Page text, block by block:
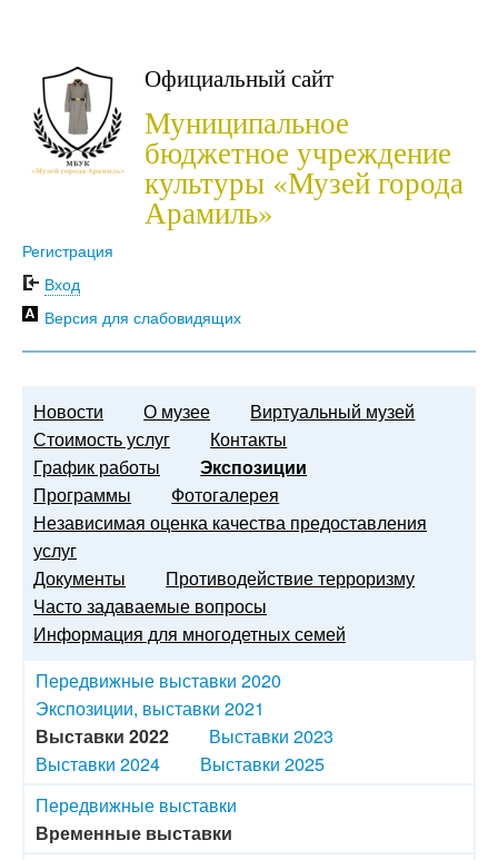
Официальный сайт
Муниципальное
бюджетное учреждение
культуры «Музей города
Арамиль»
Регистрация
Вход
Версия для слабовидящих
Новости О музее
Виртуальный музей
Стоимость услуг
Контакты
График работы
Экспозиции
Программы
Фотогалерея
Независимая оценка качества предоставления
услуг
Документы
Противодействие терроризму
Часто задаваемые вопросы
Информация для многодетных семей
Передвижные выставки 2020
Экспозиции, выставки 2021
Выставки 2022
Выставки 2023
Выставки 2024
Выставки 2025
Передвижные выставки
Временные выставки